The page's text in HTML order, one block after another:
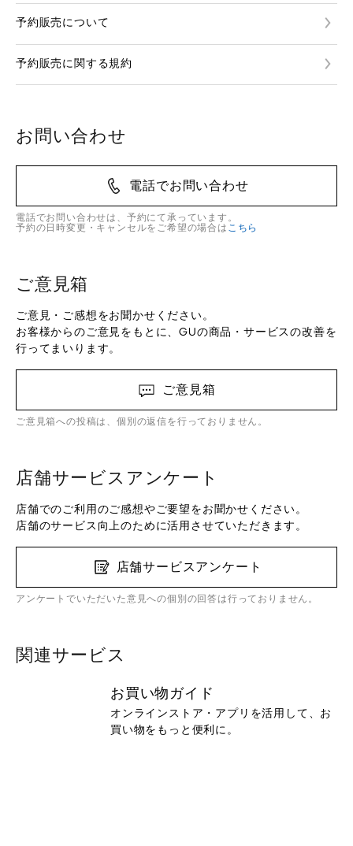
予約販売について
予約販売に関する規約
お問い合わせ
電話でお問い合わせ
電話でお問い合わせは、予約にて承っています。
予約の日時変更・キャンセルをご希望の場合は こちら
ご意見箱
ご意見・ご感想をお聞かせください。
お客様からのご意見をもとに、GUの商品・サービスの改善を
行ってまいります。
ご意見箱
ご意見箱への投稿は、個別の返信を行っておりません。
店舗サービスアンケート
店舗でのご利用のご感想やご要望をお聞かせください。
店舗のサービス向上のために活用させていただきます。
店舗サービスアンケート
アンケートでいただいた意見への個別の回答は行っておりません。
関連サービス
お買い物ガイド
オンラインストア・アプリを活用して、お
買い物をもっと便利に。